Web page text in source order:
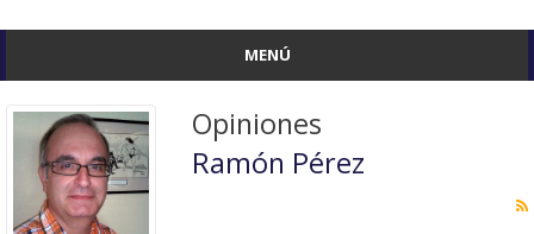
MENÚ
Opiniones
Ramón Pérez